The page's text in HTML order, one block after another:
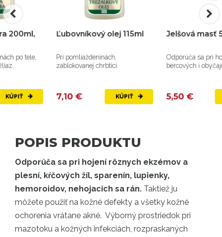
Ľubovníkový olej 115ml
Pri pomliaždeninách,
zablokovanej chrbtici.
7,10 € KÚPIŤ
Jelšová masť 50ml, M2
Odporúča sa pri hojení
bercových i obyčajných vredoch.
5,50 € KÚPIŤ
POPIS PRODUKTU
Odporúča sa pri hojení rôznych ekzémov a
plesní, kŕčových žíl, sparenín, lupienky,
hemoroidov, nehojacich sa rán. Taktiež ju
môžete použiť na kožné defekty a všetky kožné
ochorenia vrátane akné. Výborný prostriedok pri
mazotoku a kožných infekciách, rozpraskaných